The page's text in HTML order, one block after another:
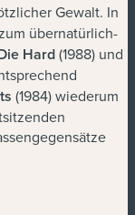
Gewalt. In
übernatürlich-
Hard(1988) und
(1984) wiederum